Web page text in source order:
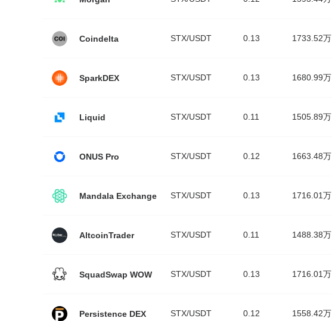
Coindelta STX/USDT 0.13 1733.52万
SparkDEX STX/USDT 0.13 1680.99万
Liquid STX/USDT 0.11 1505.89万
ONUS Pro STX/USDT 0.12 1663.48万
Mandala Exchange STX/USDT 0.13 1716.01万
AltcoinTrader STX/USDT 0.11 1488.38万
SquadSwap WOW STX/USDT 0.13 1716.01万
Persistence DEX STX/USDT 0.12 1558.42万